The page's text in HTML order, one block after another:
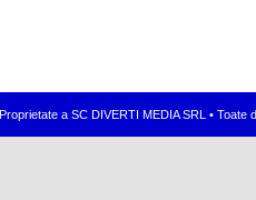
a SC DIVERTI MEDIA SRL •